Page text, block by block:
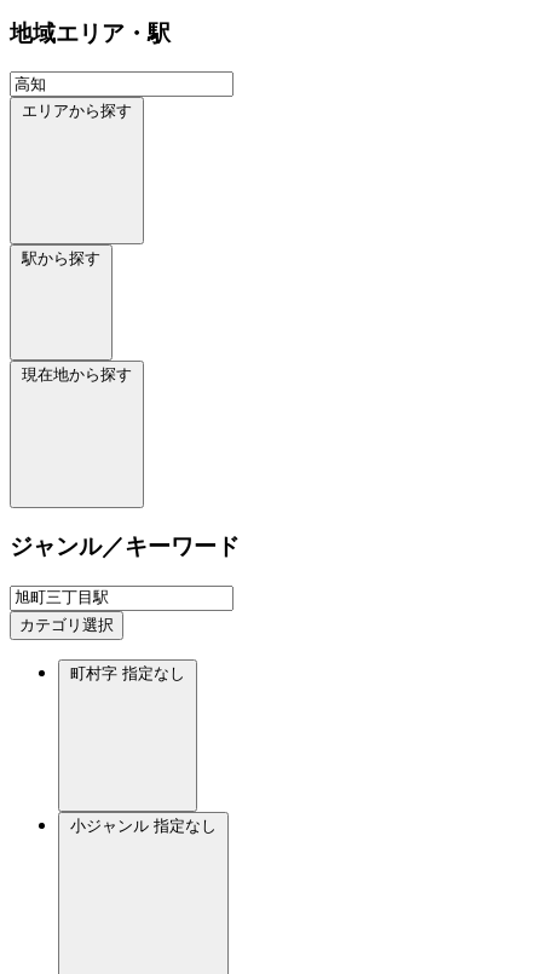
地域エリア・駅
エリアから探す
駅から探す
現在地から探す
ジャンル／キーワード
カテゴリ選択
町村字 指定なし
小ジャンル 指定なし